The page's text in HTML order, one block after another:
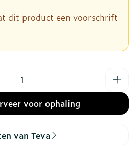
dit product een voorschrift
voor ophaling
van Teva